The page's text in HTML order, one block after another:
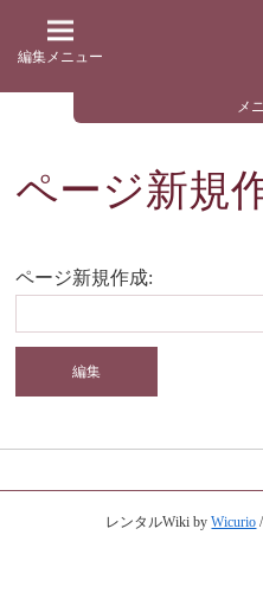
編集メニュー
メ
ページ新規
ページ新規作成:
レンタルWiki byWicurio